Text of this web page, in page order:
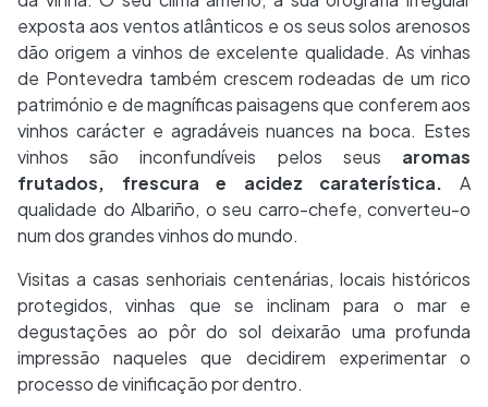
exposta aos ventos atlânticos e os seus solos arenosos
dão origem a vinhos de excelente qualidade. As vinhas
de Pontevedra também crescem rodeadas de um rico
património e de magníficas paisagens que conferem aos
vinhos carácter e agradáveis nuances na boca. Estes
vinhos são inconfundíveis pelos seus aromas
frutados, frescura e acidez caraterística. A
qualidade do Albariño, o seu carro-chefe, converteu-o
num dos grandes vinhos do mundo.
Visitas a casas senhoriais centenárias, locais históricos
protegidos, vinhas que se inclinam para o mar e
degustações ao pôr do sol deixarão uma profunda
impressão naqueles que decidirem experimentar o
processo de vinificação por dentro.